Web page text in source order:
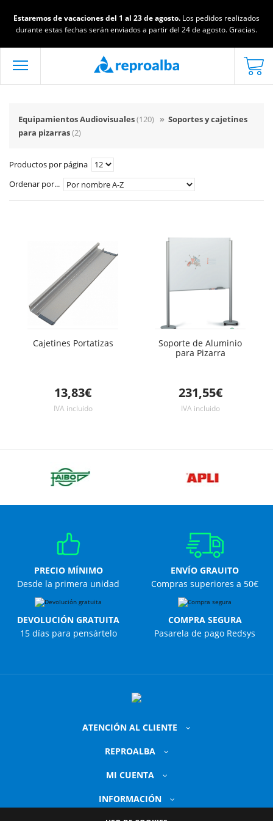
Estaremos de vacaciones del 1 al 23 de agosto. Los pedidos realizados
durante estas fechas serán enviados a partir del 24 de agosto. Gracias.
Equipamientos Audiovisuales(120) » Soportes y cajetines
para pizarras(2)
Productos por página
Ordenar por...
Cajetines Portatizas
13,83€
IVA incluido
Soporte de Aluminio
para Pizarra
231,55€
IVA incluido
PRECIO MÍNIMO
Desde la primera unidad
ENVÍO GRAUITO
Compras superiores a 50€
DEVOLUCIÓN GRATUITA
15 días para pensártelo
COMPRA SEGURA
Pasarela de pago Redsys
ATENCIÓN AL CLIENTE
REPROALBA
MI CUENTA
INFORMACIÓN